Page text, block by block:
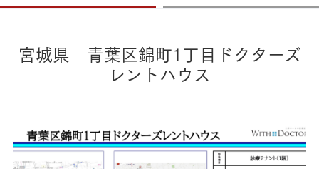
宮城県 青葉区錦町1丁目ドクターズ
レントハウス